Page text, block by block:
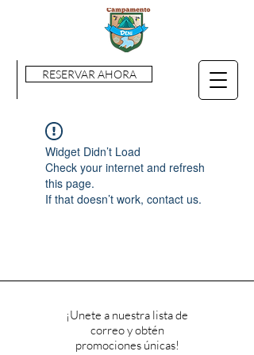
RESERVAR AHORA
Widget Didn’t Load
Check your internet and refresh
this page.
If that doesn’t work, contact us.
¡Unete a nuestra lista de
correo y obtén
promociones únicas!